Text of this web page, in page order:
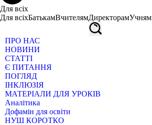
Для всіх
Для всіхБатькамВчителямДиректорамУчням
ПРО НАС
НОВИНИ
СТАТТІ
Є ПИТАННЯ
ПОГЛЯД
ІНКЛЮЗІЯ
МАТЕРІАЛИ ДЛЯ УРОКІВ
Аналітика
Дофамін для освіти
НУШ КОРОТКО